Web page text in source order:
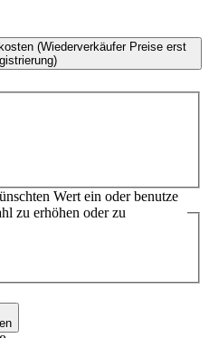
(Wiederverkäufer Preise erst
Wert ein oder benutze
zu erhöhen oder zu